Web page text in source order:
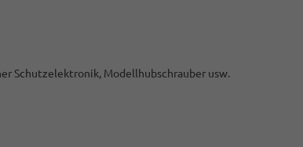
Schutzelektronik, Modellhubschrauber usw.